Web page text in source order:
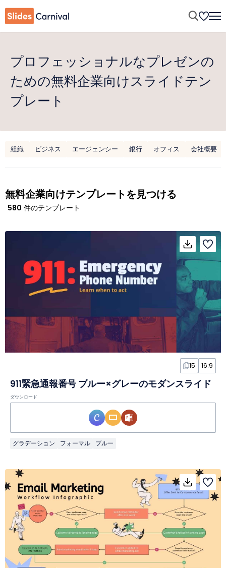
プロフェッショナルなプレゼンの
ための無料企業向けスライドテン
プレート
組織 ビジネス エージェンシー 銀行 オフィス 会社概要
無料企業向けテンプレートを見つける
580 件のテンプレート
15 16:9
911緊急通報番号 ブルー×グレーのモダンスライド
ダウンロード
グラデーション フォーマル ブルー